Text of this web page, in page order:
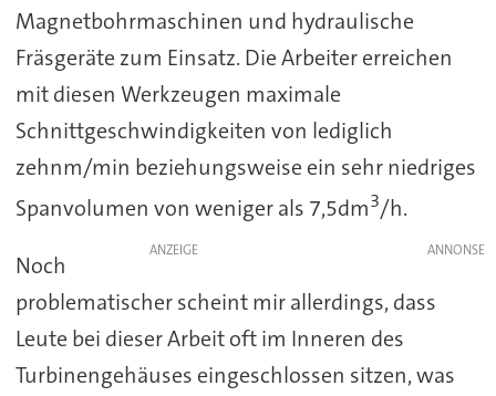
Magnetbohrmaschinen und hydraulische
Fräsgeräte zum Einsatz. Die Arbeiter erreichen
mit diesen Werkzeugen maximale
Schnittgeschwindigkeiten von lediglich
zehnm/min beziehungsweise ein sehr niedriges
Spanvolumen von weniger als 7,5dm3/h.
ANZEIGE
Noch
problematischer scheint mir allerdings, dass
Leute bei dieser Arbeit oft im Inneren des
Turbinengehäuses eingeschlossen sitzen, was